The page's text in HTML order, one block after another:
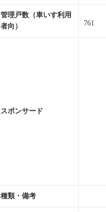
管理戸数（車いす利用
者向）
761
スポンサード
種類・備考